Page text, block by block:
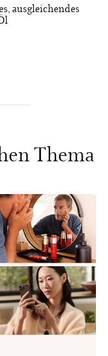
ausgleichendes
Thema